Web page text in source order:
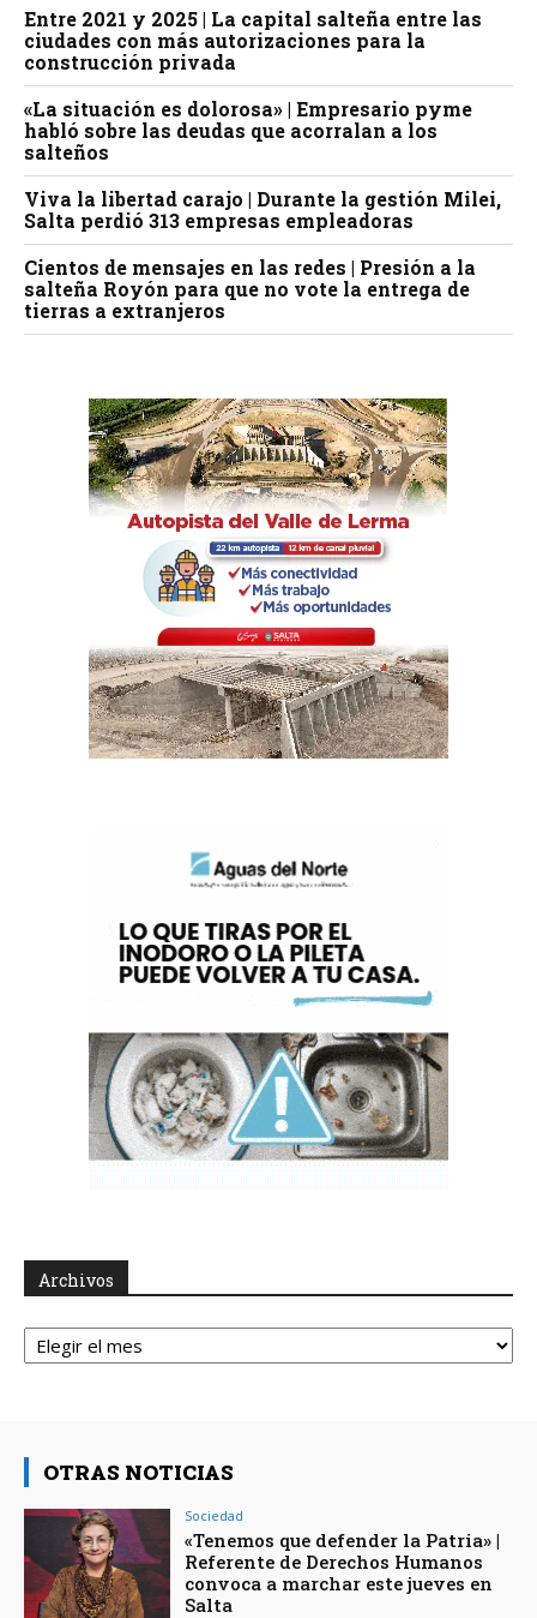
Entre 2021 y 2025 | La capital salteña entre las
ciudades con más autorizaciones para la
construcción privada
«La situación es dolorosa» | Empresario pyme
habló sobre las deudas que acorralan a los
salteños
Viva la libertad carajo | Durante la gestión Milei,
Salta perdió 313 empresas empleadoras
Cientos de mensajes en las redes | Presión a la
salteña Royón para que no vote la entrega de
tierras a extranjeros
Archivos
Archivos
OTRAS NOTICIAS
Sociedad
«Tenemos que defender la Patria» |
Referente de Derechos Humanos
convoca a marchar este jueves en
Salta